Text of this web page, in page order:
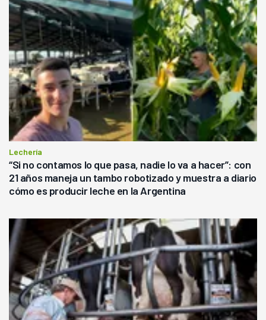
Lechería
“Si no contamos lo que pasa, nadie lo va a hacer”: con
21 años maneja un tambo robotizado y muestra a diario
cómo es producir leche en la Argentina